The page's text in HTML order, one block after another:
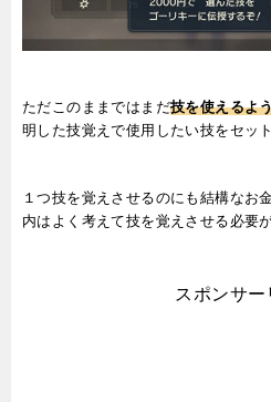
ただこのままではまだ技を使えるよ
明した技覚えで使用したい技をセッ
１つ技を覚えさせるのにも結構なお
内はよく考えて技を覚えさせる必要
スポンサー